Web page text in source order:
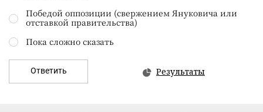
Победой оппозиции (свержением Януковича или
отставкой правительства)
Пока сложно сказать
Ответить Результаты